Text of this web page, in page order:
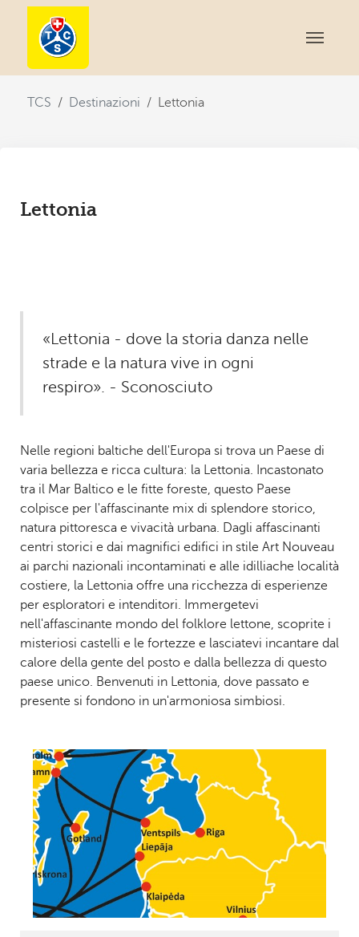
TCS Destinazioni Lettonia
Lettonia
«Lettonia - dove la storia danza nelle
strade e la natura vive in ogni
respiro». - Sconosciuto
Nelle regioni baltiche dell'Europa si trova un Paese di
varia bellezza e ricca cultura: la Lettonia. Incastonato
tra il Mar Baltico e le fitte foreste, questo Paese
colpisce per l'affascinante mix di splendore storico,
natura pittoresca e vivacità urbana. Dagli affascinanti
centri storici e dai magnifici edifici in stile Art Nouveau
ai parchi nazionali incontaminati e alle idilliache località
costiere, la Lettonia offre una ricchezza di esperienze
per esploratori e intenditori. Immergetevi
nell'affascinante mondo del folklore lettone, scoprite i
misteriosi castelli e le fortezze e lasciatevi incantare dal
calore della gente del posto e dalla bellezza di questo
paese unico. Benvenuti in Lettonia, dove passato e
presente si fondono in un'armoniosa simbiosi.